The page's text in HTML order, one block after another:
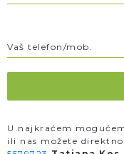
Vaš telefon/mob.
U najkraćem
ili nas možete